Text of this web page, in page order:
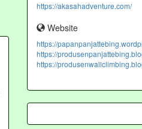
https://akasahadventure.com/
Website
https://
https://
https://